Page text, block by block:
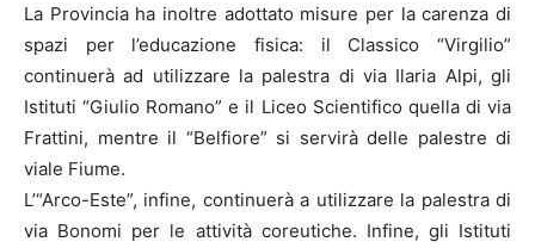
La Provincia ha inoltre adottato misure per la carenza di
spazi per l’educazione fisica: il Classico “Virgilio”
continuerà ad utilizzare la palestra di via Ilaria Alpi, gli
Istituti “Giulio Romano” e il Liceo Scientifico quella di via
Frattini, mentre il “Belfiore” si servirà delle palestre di
viale Fiume.
L’“Arco-Este”, infine, continuerà a utilizzare la palestra di
via Bonomi per le attività coreutiche. Infine, gli Istituti